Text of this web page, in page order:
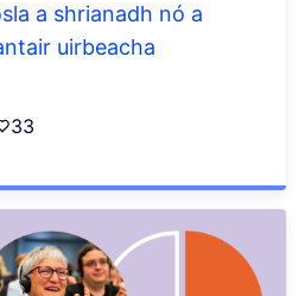
a shrianadh nó a
uirbeacha
33